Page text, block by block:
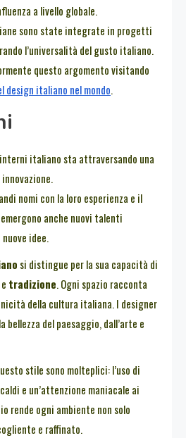
a livello globale.
sono state integrate in progetti
l’universalità del gusto italiano.
questo argomento visitando
design italiano nel mondo.
italiano sta attraversando una
nomi con la loro esperienza e il
anche nuovi talenti
idee.
si distingue per la sua capacità di
e tradizione. Ogni spazio racconta
della cultura italiana. I designer
del paesaggio, dall’arte e
stile sono molteplici: l’uso di
e un’attenzione maniacale ai
rende ogni ambiente non solo
e raffinato.